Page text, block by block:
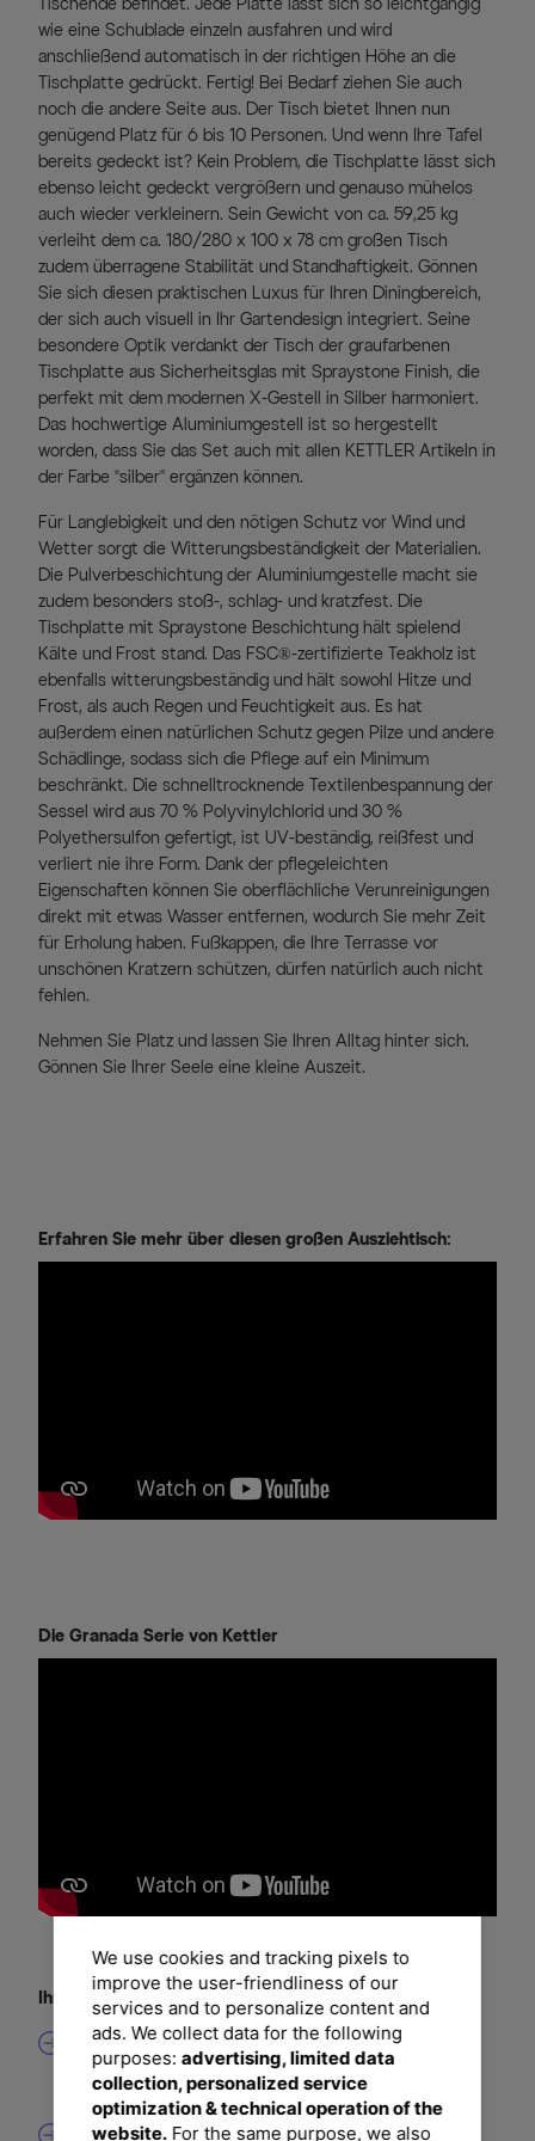
Tischende befindet. Jede Platte lässt sich so leichtgängig
wie eine Schublade einzeln ausfahren und wird
anschließend automatisch in der richtigen Höhe an die
Tischplatte gedrückt. Fertig! Bei Bedarf ziehen Sie auch
noch die andere Seite aus. Der Tisch bietet Ihnen nun
genügend Platz für 6 bis 10 Personen. Und wenn Ihre Tafel
bereits gedeckt ist? Kein Problem, die Tischplatte lässt sich
ebenso leicht gedeckt vergrößern und genauso mühelos
auch wieder verkleinern. Sein Gewicht von ca. 59,25 kg
verleiht dem ca. 180/280 x 100 x 78 cm großen Tisch
zudem überragene Stabilität und Standhaftigkeit. Gönnen
Sie sich diesen praktischen Luxus für Ihren Diningbereich,
der sich auch visuell in Ihr Gartendesign integriert. Seine
besondere Optik verdankt der Tisch der graufarbenen
Tischplatte aus Sicherheitsglas mit Spraystone Finish, die
perfekt mit dem modernen X-Gestell in Silber harmoniert.
Das hochwertige Aluminiumgestell ist so hergestellt
worden, dass Sie das Set auch mit allen KETTLER Artikeln in
der Farbe “silber” ergänzen können.
Für Langlebigkeit und den nötigen Schutz vor Wind und
Wetter sorgt die Witterungsbeständigkeit der Materialien.
Die Pulverbeschichtung der Aluminiumgestelle macht sie
zudem besonders stoß-, schlag- und kratzfest. Die
Tischplatte mit Spraystone Beschichtung hält spielend
Kälte und Frost stand. Das FSC®-zertifizierte Teakholz ist
ebenfalls witterungsbeständig und hält sowohl Hitze und
Frost, als auch Regen und Feuchtigkeit aus. Es hat
außerdem einen natürlichen Schutz gegen Pilze und andere
Schädlinge, sodass sich die Pflege auf ein Minimum
beschränkt. Die schnelltrocknende Textilenbespannung der
Sessel wird aus 70 % Polyvinylchlorid und 30 %
Polyethersulfon gefertigt, ist UV-beständig, reißfest und
verliert nie ihre Form. Dank der pflegeleichten
Eigenschaften können Sie oberflächliche Verunreinigungen
direkt mit etwas Wasser entfernen, wodurch Sie mehr Zeit
für Erholung haben. Fußkappen, die Ihre Terrasse vor
unschönen Kratzern schützen, dürfen natürlich auch nicht
fehlen.
Nehmen Sie Platz und lassen Sie Ihren Alltag hinter sich.
Gönnen Sie Ihrer Seele eine kleine Auszeit.
Erfahren Sie mehr über diesen großen Ausziehtisch:
Die Granada Serie von Kettler
Ihre Vorteile
Nachvollziehbare Herkunft des Holzes
Die FSC®-Zertifizierung dieses Möbelstücks garantiert,
dass das für diese Artikel verwendete Holz aus
verantwortungsvollen Quellen stammt.
Automatischer Schubladenauszug
We use cookies and tracking pixels to
improve the user-friendliness of our
services and to personalize content and
ads. We collect data for the following
purposes: advertising, limited data
collection, personalized service
optimization & technical operation of the
website.For the same purpose, we also